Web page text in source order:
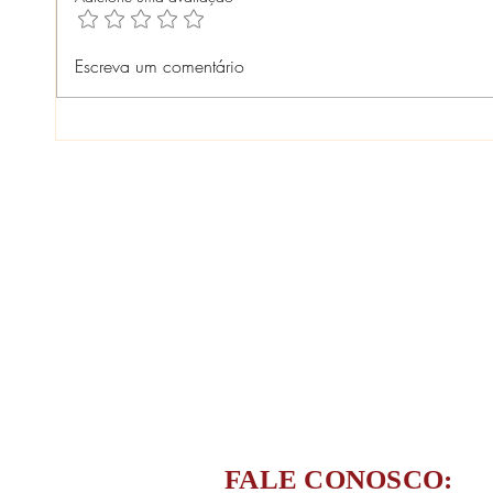
CONFERÊNCIA LIVRE ODS -
SÃO GONÇALO - TERRITÓRIO
Escreva um comentário
FALE CONOSCO: